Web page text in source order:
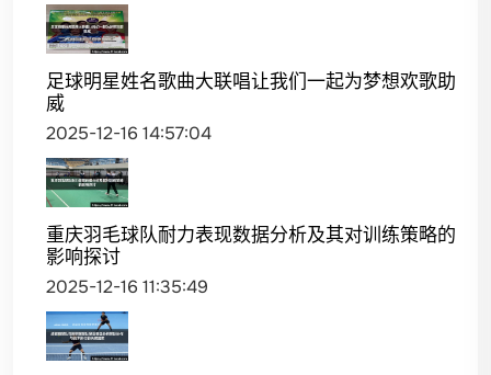
足球明星姓名歌曲大联唱让我们一起为梦想欢歌助
威
2025-12-16 14:57:04
重庆羽毛球队耐力表现数据分析及其对训练策略的
影响探讨
2025-12-16 11:35:49